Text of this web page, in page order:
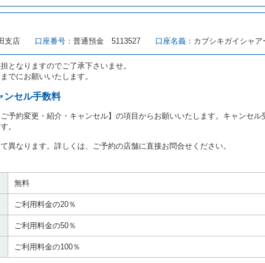
する運転者（以下「運転者」といいます。）の運転免許証の提示を求め
基本通達とは、国土交通省自動車交通局長通達「レンタカーに関する基本
す。
締結にあたり、借受人及び運転者に対し、運転免許証のほかに本人確認が
とがあります。
締結にあたり、借受人に対し、クレジットカード若しくは現金による支
は運転者が前3項に従わない場合は、貸渡契約の締結を拒絶するとともに、
約申込金等の扱いについては、第4条第5項を適用するものとします。
締結の拒絶）
次の各号のいずれかに該当するときは、貸渡契約を締結することができな
カーの運転に必要な運転免許証を有していないとき、又は運転免許証の提
者の運転免許証の写しの提出に同意しないとき。 ② 酒気を帯びていると
、シンナー、危険ドラッグ等による中毒症状等を呈していると認められる
トがないにもかかわらず６才未満の幼児を同乗させるとき。
くは指定暴力団関係団体の構成員若しくは関係者又はその他の反社会的組
支店 口座番号： 普通預金 5113527 口座名義： カブシキガイシャア
となりますのでご了承下さいませ。
でにお願いいたします。
ンセル手数料
予約変更・紹介・キャンセル】の項目からお願いいたします。キャンセ
。
異なります。詳しくは、ご予約の店舗に直接お問合せください。
無料
ご利用料金の20％
ご利用料金の50％
ご利用料金の100％